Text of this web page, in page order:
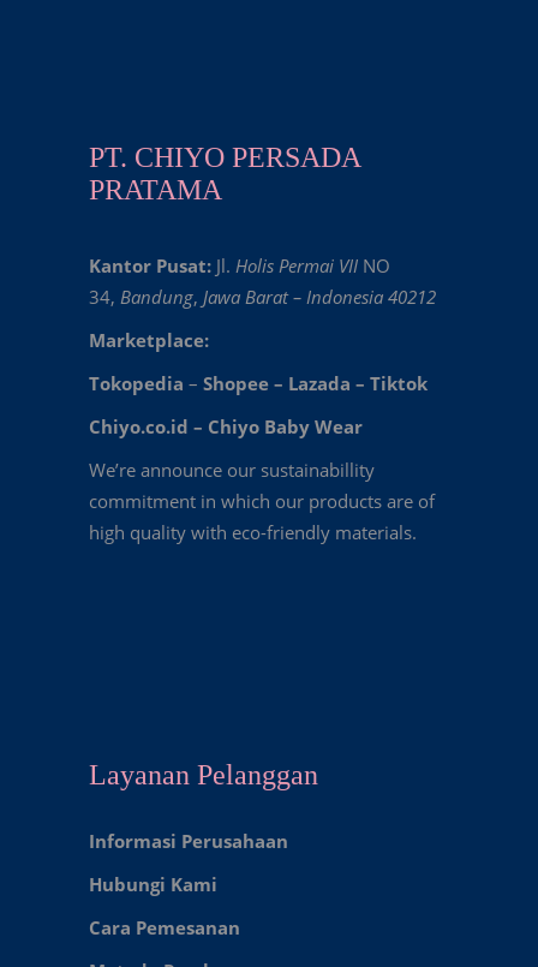
PT. CHIYO PERSADA
PRATAMA
Kantor Pusat: Jl. Holis Permai VII NO
34, Bandung, Jawa Barat – Indonesia 40212
Marketplace:
Tokopedia – Shopee – Lazada – Tiktok
Chiyo.co.id – Chiyo Baby Wear
We’re announce our sustainabillity
commitment in which our products are of
high quality with eco-friendly materials.
Layanan Pelanggan
Informasi Perusahaan
Hubungi Kami
Cara Pemesanan